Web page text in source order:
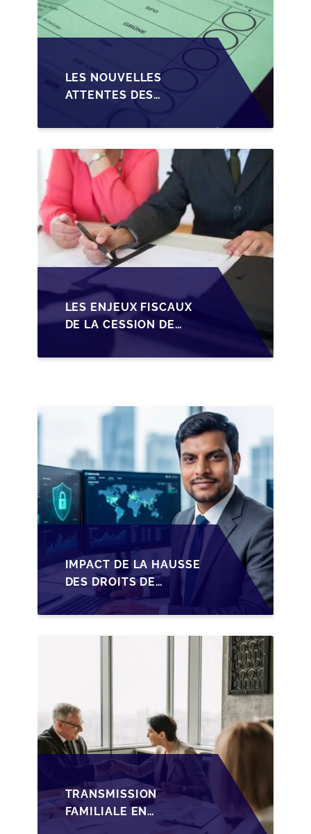
LES NOUVELLES
ATTENTES DES
TRANSMISSION DES
PME BELGES
LES ENJEUX FISCAUX
DE LA CESSION DE
LES DIRIGEANTS DE
IMPACT DE LA HAUSSE
DES DROITS DE
SUCCESSION EN
WALLONIE SUR LA
TRANSMISSION
TRANSMISSION
FAMILIALE EN
WALLONIE :